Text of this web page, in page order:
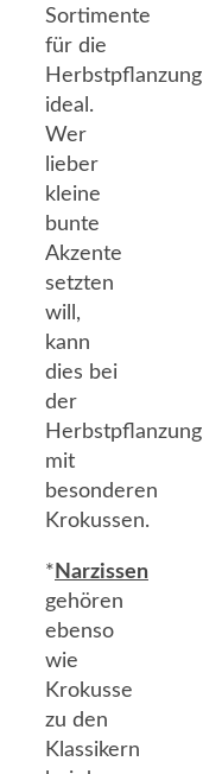
Sortimente
für die
Herbstpflanzung
ideal.
Wer
lieber
kleine
bunte
Akzente
setzten
will,
kann
dies bei
der
Herbstpflanzung
mit
besonderen
Krokussen.
* Narzissen
gehören
ebenso
wie
Krokusse
zu den
Klassikern